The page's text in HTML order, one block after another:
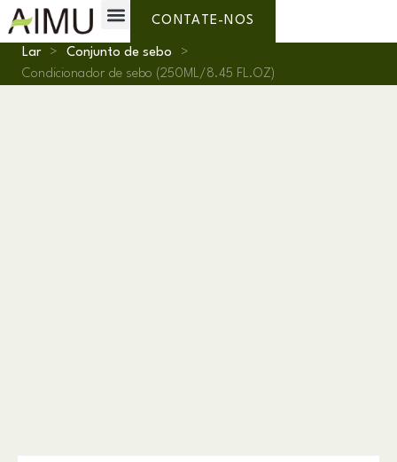
CONTATE-NOS
Lar > Conjunto de sebo
>
Condicionador de sebo (250ML/8.45 FL.OZ)